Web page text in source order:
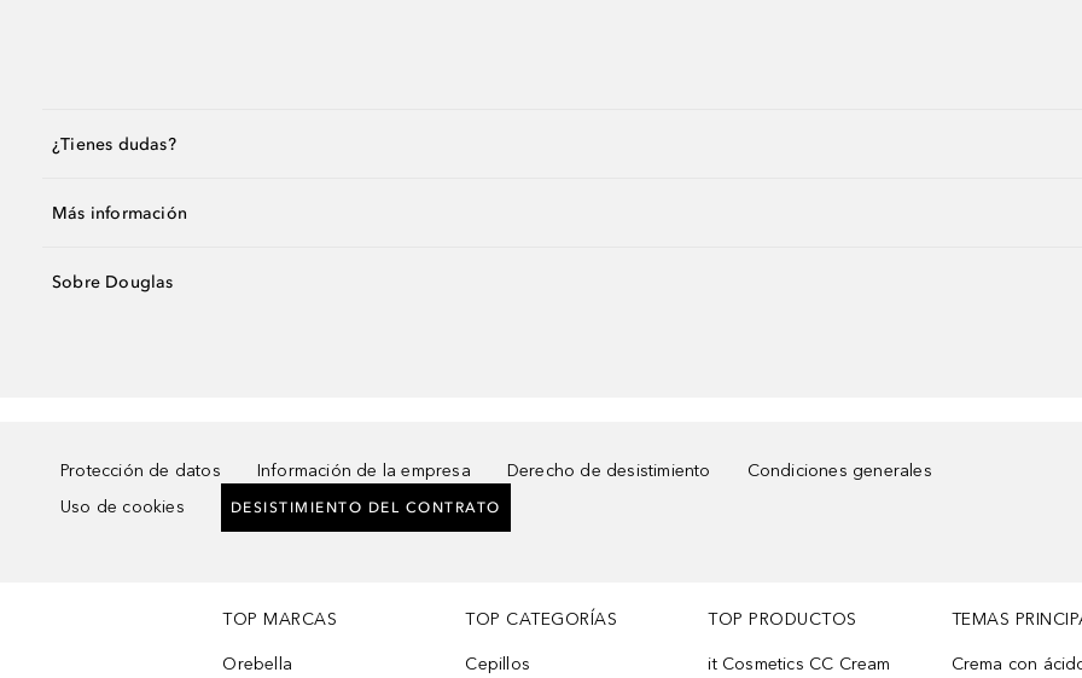
¿Tienes dudas?
Más información
Sobre Douglas
Protección de datos Información de la empresa Derecho de desistimiento
Condiciones generales
Uso de cookies
DESISTIMIENTO DEL CONTRATO
TOP MARCAS
Orebella
TOP CATEGORÍAS
Cepillos
TOP PRODUCTOS
it Cosmetics CC Cream
TEMAS
Crema con